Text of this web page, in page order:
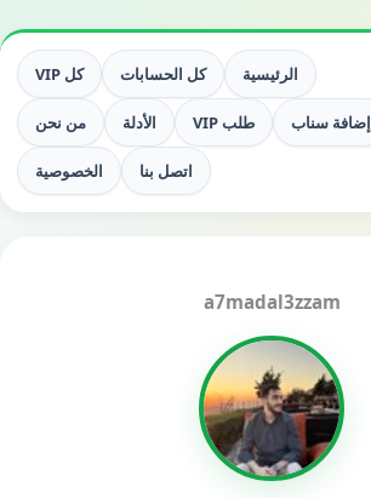
الرئيسية كل الحسابات كل VIP
إضافة سناب طلب VIP الأدلة من نحن
اتصل بنا الخصوصية
a7madal3zzam